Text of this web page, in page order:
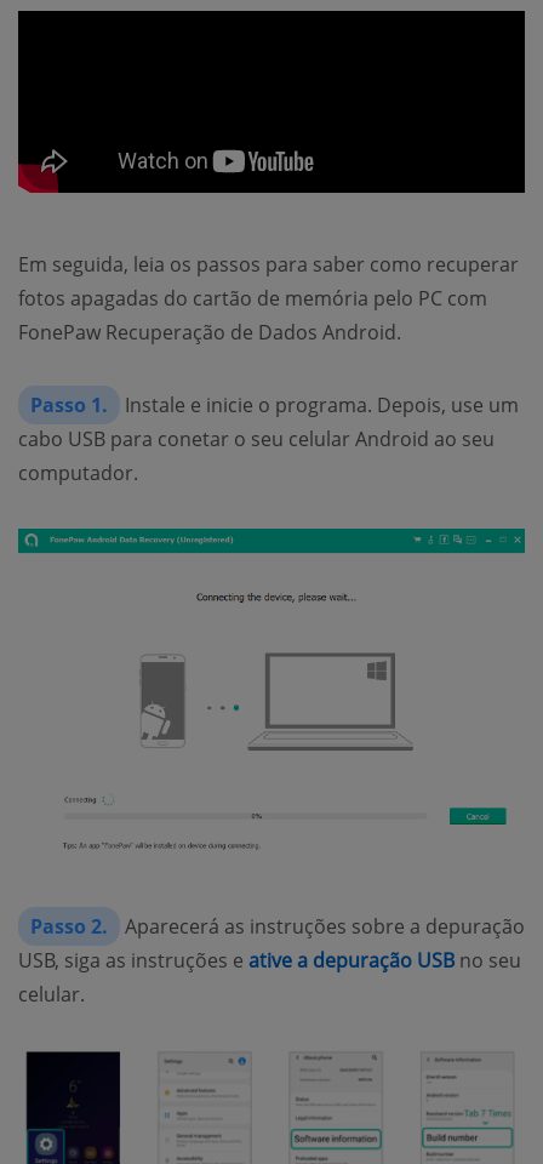
Em seguida, leia os passos para saber como recuperar
fotos apagadas do cartão de memória pelo PC com
FonePaw Recuperação de Dados Android.
Passo 1.
Instale e inicie o programa. Depois, use um
cabo USB para conetar o seu celular Android ao seu
computador.
Passo 2.
Aparecerá as instruções sobre a depuração
USB, siga as instruções e ative a depuração USB no seu
celular.